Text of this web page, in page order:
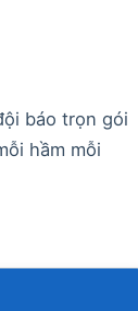
báo trọn gói
hầm mỗi